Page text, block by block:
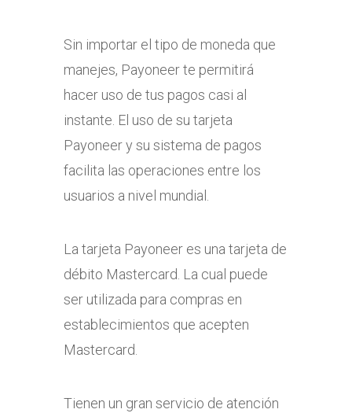
Sin importar el tipo de moneda que
manejes, Payoneer te permitirá
hacer uso de tus pagos casi al
instante. El uso de su tarjeta
Payoneer y su sistema de pagos
facilita las operaciones entre los
usuarios a nivel mundial.
La tarjeta Payoneer es una tarjeta de
débito Mastercard. La cual puede
ser utilizada para compras en
establecimientos que acepten
Mastercard.
Tienen un gran servicio de atención